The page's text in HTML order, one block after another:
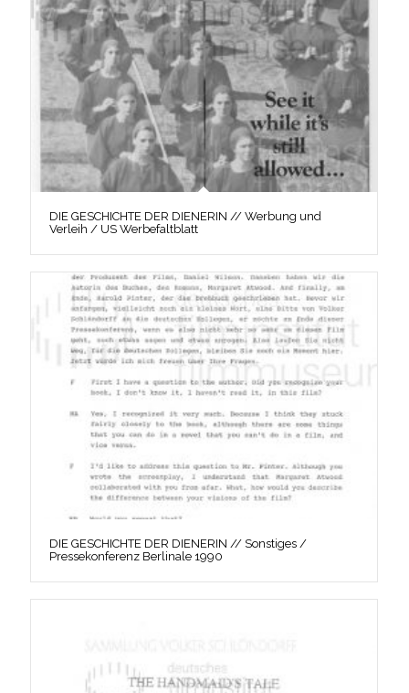
DIE GESCHICHTE DER DIENERIN // Werbung und
Verleih / US Werbefaltblatt
DIE GESCHICHTE DER DIENERIN // Sonstiges /
Pressekonferenz Berlinale 1990